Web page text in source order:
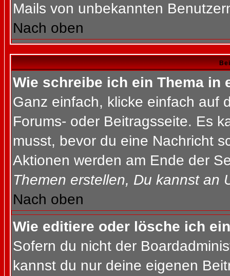
Mails von unbekannten
Nach oben
Wie schreibe ich ein Thema in
Ganz einfach, klicke einfach auf
Forums- oder Beitragsseite. Es
musst, bevor du eine Nachricht
Aktionen werden am Ende der
Themen erstellen, Du kannst an
Nach oben
Wie editiere oder lösche ich
Sofern du nicht der
kannst du nur deine eigenen